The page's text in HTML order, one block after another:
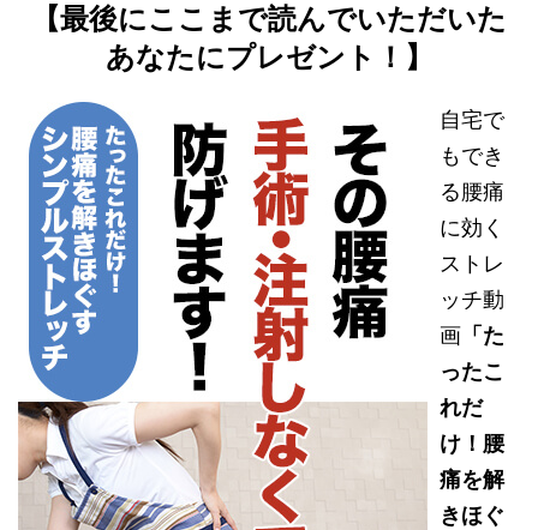
【最後にここまで読んでいただいた
あなたにプレゼント！】
自宅で
もでき
る腰痛
に効く
ストレ
ッチ動
画 「た
ったこ
れだ
け！腰
痛を解
きほぐ